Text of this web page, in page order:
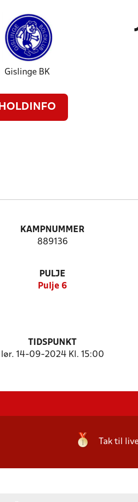
Gislinge BK
HOLDINFO
1
KAMPNUMMER
889136
PULJE
Pulje 6
TIDSPUNKT
lør. 14-09-2024 Kl. 15:00
Tak til